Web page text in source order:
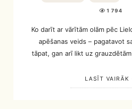
1 794
Ko darīt ar vārītām olām pēc
apēšanas veids – pagatavot
tāpat, gan arī likt uz
LASĪT VAIRĀK